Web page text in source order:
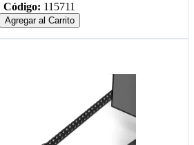
Código: 115711
Agregar al Carrito